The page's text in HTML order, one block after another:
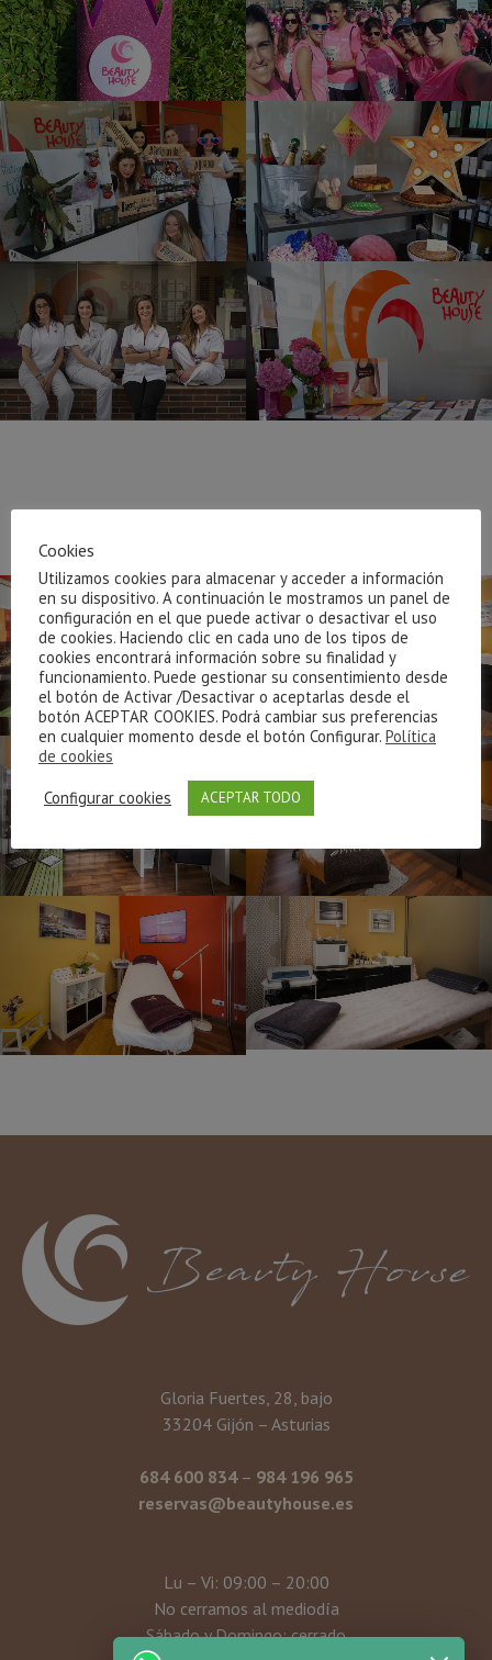
Gloria Fuertes, 28, bajo
33204 Gijón – Asturias
684 600 834– 984 196 965
reservas@beautyhouse.es
Lu – Vi: 09:00 – 20:00
No cerramos al mediodía
Sábado y Domingo: cerrado
Cookies
Utilizamos cookies para almacenar y acceder a información
en su dispositivo. A continuación le mostramos un panel de
configuración en el que puede activar o desactivar el uso
de cookies. Haciendo clic en cada uno de los tipos de
cookies encontrará información sobre su finalidad y
funcionamiento. Puede gestionar su consentimiento desde
el botón de Activar /Desactivar o aceptarlas desde el
botón ACEPTAR COOKIES. Podrá cambiar sus preferencias
en cualquier momento desde el botón Configurar. Política
de cookies
Configurar cookies
ACEPTAR TODO